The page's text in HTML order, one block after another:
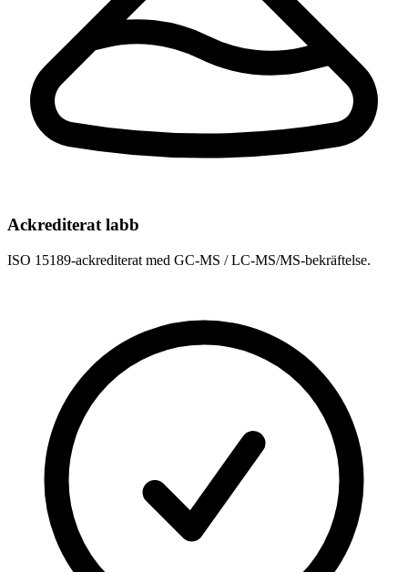
Ackrediterat labb
ISO 15189-ackrediterat med GC-MS / LC-MS/MS-bekräftelse.